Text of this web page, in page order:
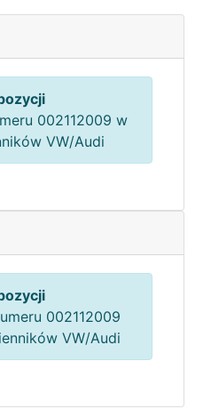
002112009 w
VW/Audi
002112009
VW/Audi